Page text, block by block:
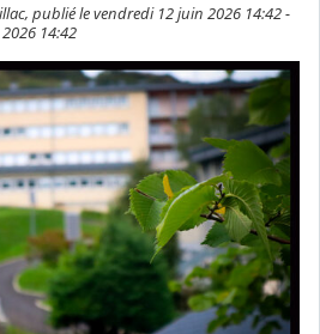
publié le vendredi 12 juin 2026 14:42 -
14:42